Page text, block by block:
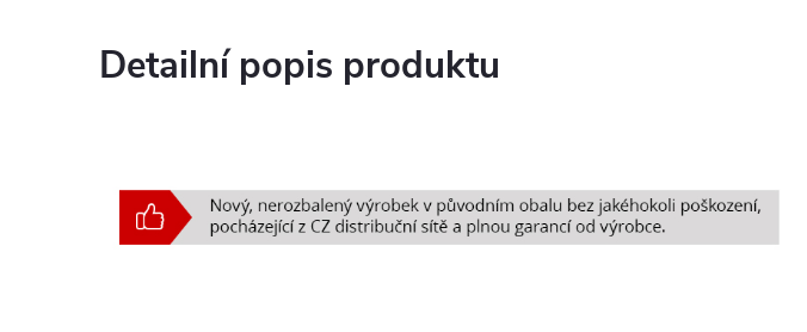
Detailní popis produktu